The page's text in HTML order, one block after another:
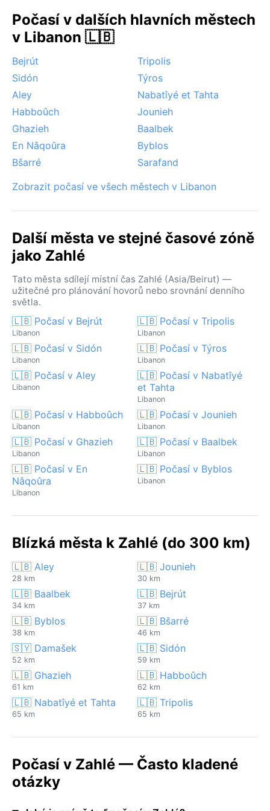
pouště – chamsín – který v přechodných obdobích
přináší prach a náhlé zvýšení teploty, ale trvá jen pár
dosahují kolem 600 mm ročně. Celkově je podnebí
stabilní bez extrémních jevů, což z Zahlé činí
celoročně příjemnou destinaci.
Počasí v dalších hlavních městech
v Libanon 🇱🇧
Bejrút
Tripolis
Sidón
Týros
Aley
Nabatîyé et Tahta
Habboûch
Jounieh
Ghazieh
Baalbek
En Nâqoûra
Byblos
Bšarré
Sarafand
Zobrazit počasí ve všech městech v Libanon
Další města ve stejné časové zóně
jako Zahlé
Tato města sdílejí místní čas Zahlé (Asia/Beirut) —
užitečné pro plánování hovorů nebo srovnání denního
světla.
🇱🇧 Počasí v Bejrút
Libanon
🇱🇧 Počasí v Tripolis
Libanon
🇱🇧 Počasí v Sidón
Libanon
🇱🇧 Počasí v Týros
Libanon
🇱🇧 Počasí v Aley
Libanon
🇱🇧 Počasí v Nabatîyé
et Tahta
Libanon
🇱🇧 Počasí v Habboûch
Libanon
🇱🇧 Počasí v Jounieh
Libanon
🇱🇧 Počasí v Ghazieh
Libanon
🇱🇧 Počasí v Baalbek
Libanon
🇱🇧 Počasí v En
Nâqoûra
Libanon
🇱🇧 Počasí v Byblos
Libanon
Blízká města k Zahlé (do 300 km)
🇱🇧 Aley
28 km
🇱🇧 Jounieh
30 km
🇱🇧 Baalbek
34 km
🇱🇧 Bejrút
37 km
🇱🇧 Byblos
38 km
🇱🇧 Bšarré
46 km
🇸🇾 Damašek
52 km
🇱🇧 Sidón
59 km
🇱🇧 Ghazieh
61 km
🇱🇧 Habboûch
62 km
🇱🇧 Nabatîyé et Tahta
65 km
🇱🇧 Tripolis
65 km
Počasí v Zahlé — Často kladené
otázky